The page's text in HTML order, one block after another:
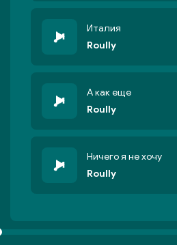
Италия
Roully
А как еще
Roully
Ничего я не хочу
Roully